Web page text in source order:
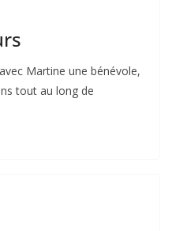
Martine une bénévole,
tout au long de